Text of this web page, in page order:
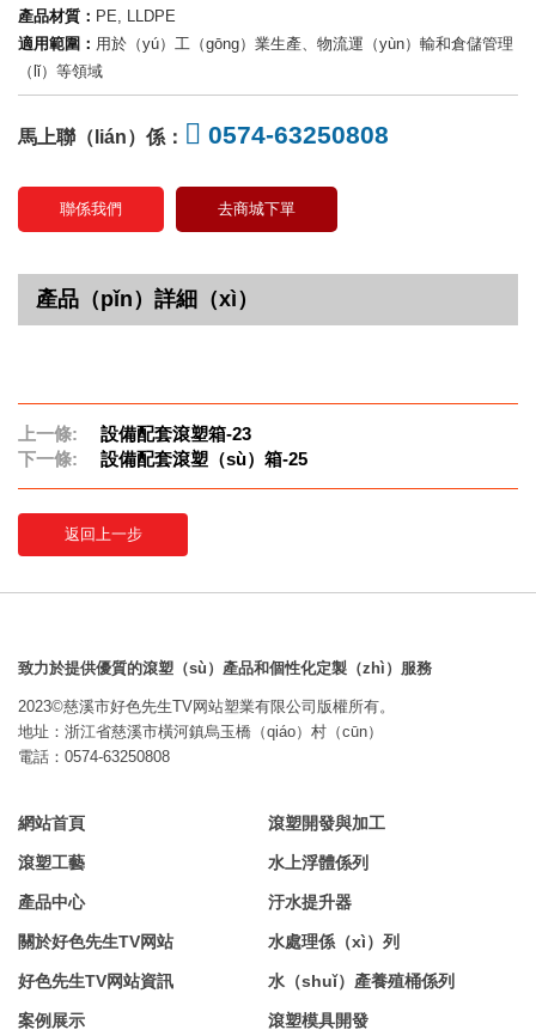
產品材質： PE, LLDPE
適用範圍： 用於（yú）工（gōng）業生產、物流運（yùn）輸和倉儲管理
（lǐ）等領域
馬上聯（lián）係： 0574-63250808
聯係我們 去商城下單
產品（pǐn）詳細（xì）
上一條:
設備配套滾塑箱-23
下一條:
設備配套滾塑（sù）箱-25
返回上一步
致力於提供優質的滾塑（sù）產品和個性化定製（zhì）服務
2023©慈溪市好色先生TV网站塑業有限公司版權所有。
地址：浙江省慈溪市橫河鎮烏玉橋（qiáo）村（cūn）
電話：0574-63250808
網站首頁
滾塑工藝
產品中心
關於好色先生TV网站
好色先生TV网站資訊
案例展示
滾塑開發與加工
水上浮體係列
汙水提升器
水處理係（xì）列
水（shuǐ）產養殖桶係列
滾塑模具開發